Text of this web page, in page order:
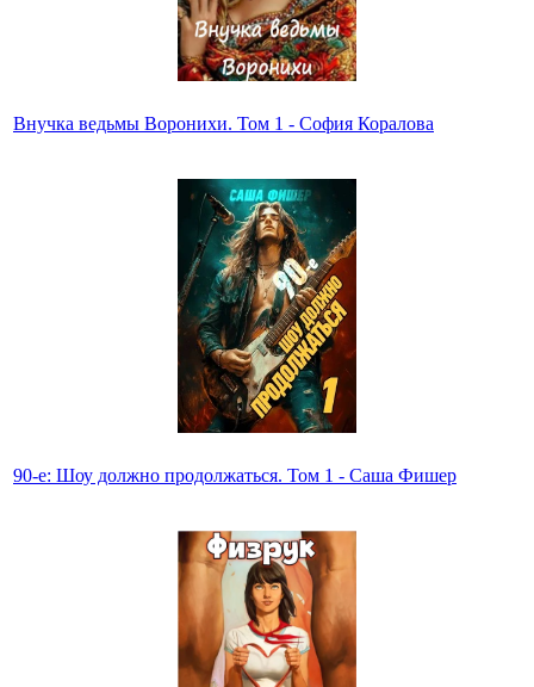
Внучка ведьмы Воронихи. Том 1 - София Коралова
90-е: Шоу должно продолжаться. Том 1 - Саша Фишер